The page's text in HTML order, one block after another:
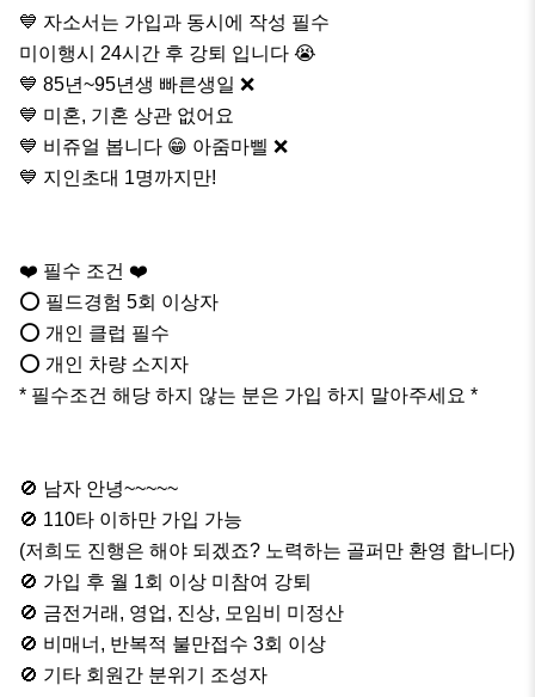
💙 자소서는 가입과 동시에 작성 필수
미이행시 24시간 후 강퇴 입니다 😭
💙 85년~95년생 빠른생일 ❌
💙 미혼, 기혼 상관 없어요
💙 비쥬얼 봅니다 😁 아줌마삘 ❌
💙 지인초대 1명까지만!
❤️ 필수 조건 ❤️
⭕️ 필드경험 5회 이상자
⭕️ 개인 클럽 필수
⭕️ 개인 차량 소지자
* 필수조건 해당 하지 않는 분은 가입 하지 말아주세요 *
🚫 남자 안녕~~~~~
🚫 110타 이하만 가입 가능
(저희도 진행은 해야 되겠죠? 노력하는 골퍼만 환영 합니다)
🚫 가입 후 월 1회 이상 미참여 강퇴
🚫 금전거래, 영업, 진상, 모임비 미정산
🚫 비매너, 반복적 불만접수 3회 이상
🚫 기타 회원간 분위기 조성자